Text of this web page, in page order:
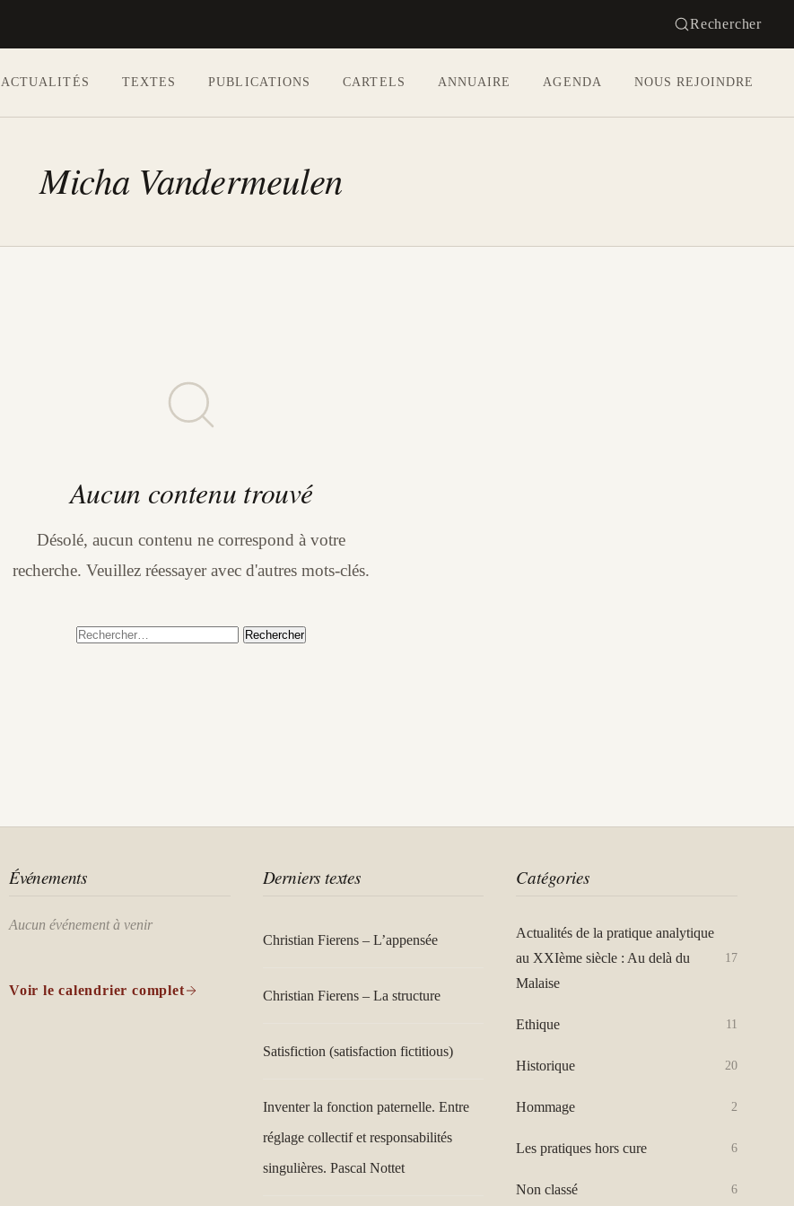
Rechercher
ACTUALITÉS TEXTES PUBLICATIONS CARTELS ANNUAIRE AGENDA NOUS REJOINDRE
Micha Vandermeulen
Aucun contenu trouvé
Désolé, aucun contenu ne correspond à votre
recherche. Veuillez réessayer avec d'autres mots-clés.
Rechercher :
Événements
Aucun événement à venir
Voir le calendrier complet
Derniers textes
Christian Fierens – L’appensée
Christian Fierens – La structure
Satisfiction (satisfaction fictitious)
Inventer la fonction paternelle. Entre
réglage collectif et responsabilités
singulières. Pascal Nottet
Catégories
Actualités de la pratique analytique
au XXIème siècle : Au delà du
Malaise
17
Ethique 11
Historique 20
Hommage 2
Les pratiques hors cure 6
Non classé 6